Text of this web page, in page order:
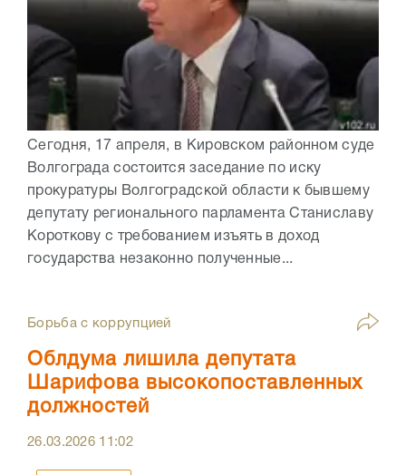
Сегодня, 17 апреля, в Кировском районном суде
Волгограда состоится заседание по иску
прокуратуры Волгоградской области к бывшему
депутату регионального парламента Станиславу
Короткову с требованием изъять в доход
государства незаконно полученные...
Борьба с коррупцией
Облдума лишила депутата
Шарифова высокопоставленных
должностей
26.03.2026 11:02